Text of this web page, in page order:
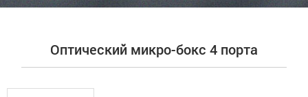
КАТАЛОГ
УСЛУГИ
Оптический микро-бокс 4 порта